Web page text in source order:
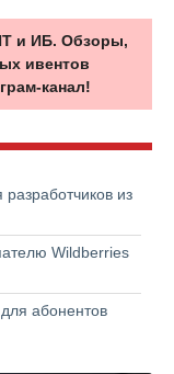
и ИБ. Обзоры,
ивентов
канал!
из
Wildberries
абонентов